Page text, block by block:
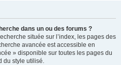
dans un ou des forums ?
située sur l’index, les pages des
avancée est accessible en
» disponible sur toutes les pages du
du style utilisé.